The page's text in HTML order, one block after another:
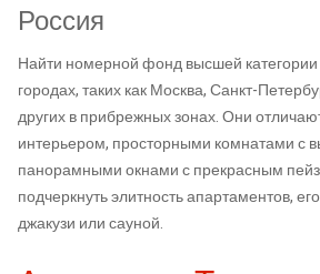
Россия
Найти номерной фонд высшей
городах, таких как Москва, Санкт-
других в прибрежных зонах. Они
интерьером, просторными комнатами с
панорамными окнами с прекрасным
подчеркнуть элитность апартаментов,
джакузи или сауной.